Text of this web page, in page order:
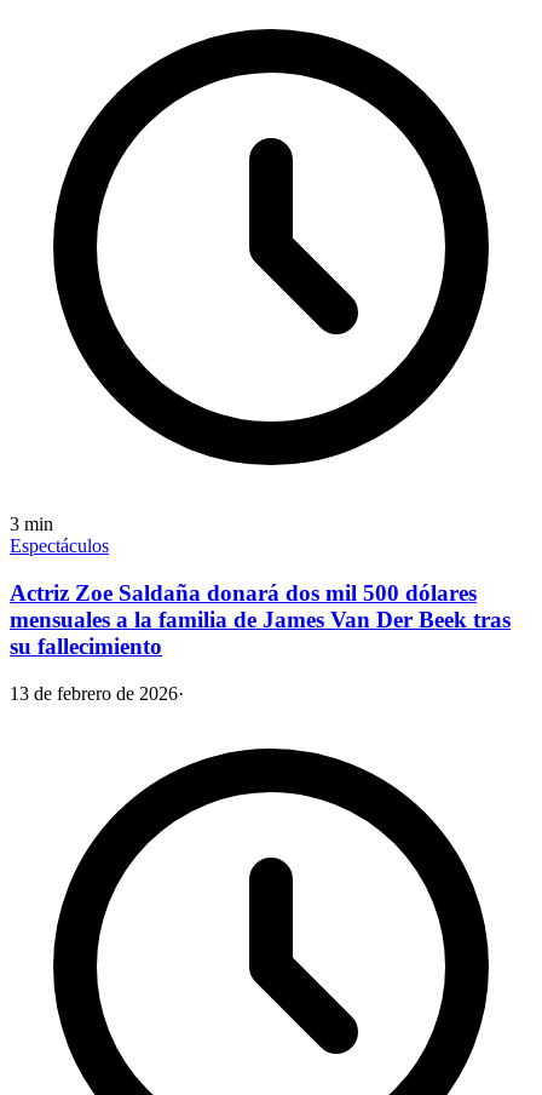
3 min
Espectáculos
Actriz Zoe Saldaña donará dos mil 500 dólares
mensuales a la familia de James Van Der Beek tras
su fallecimiento
13 de febrero de 2026·